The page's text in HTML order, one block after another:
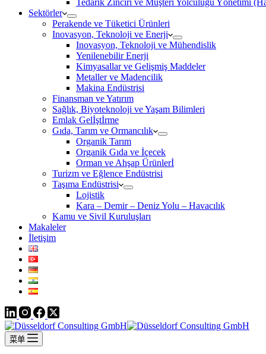
Tedarik Zinciri ve Müşteri Yolculuğu Yönetimi
Sektörler
Perakende ve Tüketici Ürünleri
Inovasyon, Teknoloji ve Enerji
Inovasyon, Teknoloji ve Mühendislik
Yenilenebilir Enerji
Kimyasallar ve Gelişmiş Maddeler
Metaller ve Madencilik
Makina Endüstrisi
Finansman ve Yatırım
Sağlık, Biyoteknoloji ve Yaşam Bilimleri
Emlak Gelİştİrme
Gıda, Tarım ve Ormancılık
Organik Tarım
Organik Gıda ve İçecek
Orman ve Ahşap Ürünlerİ
Turizm ve Eğlence Endüstrisi
Taşıma Endüstrisi
Lojistik
Kara – Demir – Deniz Yolu – Havacılık
Kamu ve Sivil Kuruluşları
Makaleler
İletişim
菜单